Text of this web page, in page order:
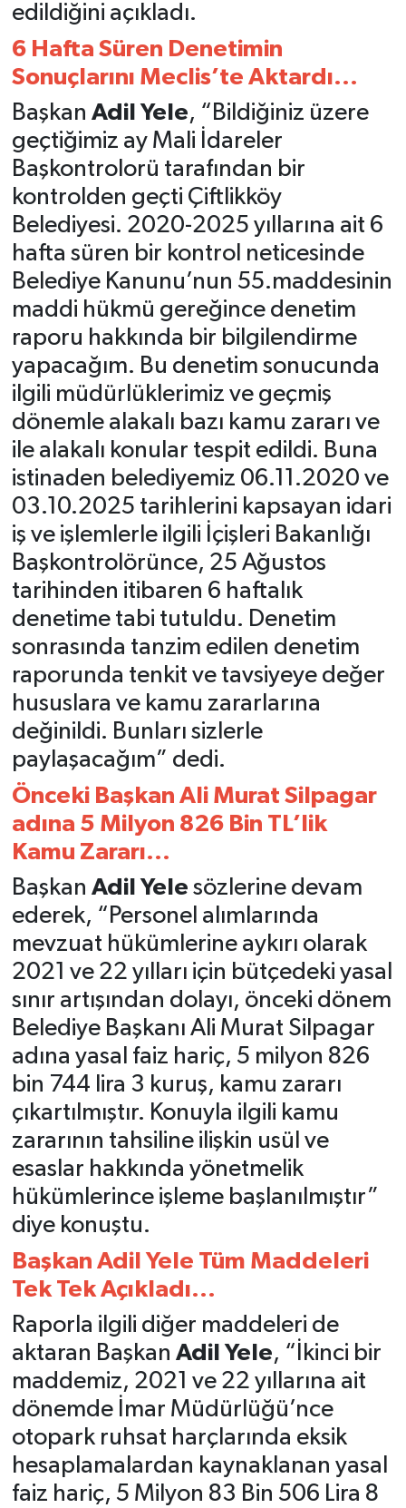
edildiğini açıkladı.
6 Hafta Süren Denetimin
Sonuçlarını Meclis’te Aktardı...
Başkan Adil Yele, “Bildiğiniz üzere
geçtiğimiz ay Mali İdareler
Başkontrolorü tarafından bir
kontrolden geçti Çiftlikköy
Belediyesi. 2020-2025 yıllarına ait 6
hafta süren bir kontrol neticesinde
Belediye Kanunu’nun 55.maddesinin
maddi hükmü gereğince denetim
raporu hakkında bir bilgilendirme
yapacağım. Bu denetim sonucunda
ilgili müdürlüklerimiz ve geçmiş
dönemle alakalı bazı kamu zararı ve
ile alakalı konular tespit edildi. Buna
istinaden belediyemiz 06.11.2020 ve
03.10.2025 tarihlerini kapsayan idari
iş ve işlemlerle ilgili İçişleri Bakanlığı
Başkontrolörünce, 25 Ağustos
tarihinden itibaren 6 haftalık
denetime tabi tutuldu. Denetim
sonrasında tanzim edilen denetim
raporunda tenkit ve tavsiyeye değer
hususlara ve kamu zararlarına
değinildi. Bunları sizlerle
paylaşacağım” dedi.
Önceki Başkan Ali Murat Silpagar
adına 5 Milyon 826 Bin TL’lik
Kamu Zararı...
Başkan Adil Yele sözlerine devam
ederek, “Personel alımlarında
mevzuat hükümlerine aykırı olarak
2021 ve 22 yılları için bütçedeki yasal
sınır artışından dolayı, önceki dönem
Belediye Başkanı Ali Murat Silpagar
adına yasal faiz hariç, 5 milyon 826
bin 744 lira 3 kuruş, kamu zararı
çıkartılmıştır. Konuyla ilgili kamu
zararının tahsiline ilişkin usül ve
esaslar hakkında yönetmelik
hükümlerince işleme başlanılmıştır”
diye konuştu.
Başkan Adil Yele Tüm Maddeleri
Tek Tek Açıkladı...
Raporla ilgili diğer maddeleri de
aktaran Başkan Adil Yele, “İkinci bir
maddemiz, 2021 ve 22 yıllarına ait
dönemde İmar Müdürlüğü’nce
otopark ruhsat harçlarında eksik
hesaplamalardan kaynaklanan yasal
faiz hariç, 5 Milyon 83 Bin 506 Lira 8